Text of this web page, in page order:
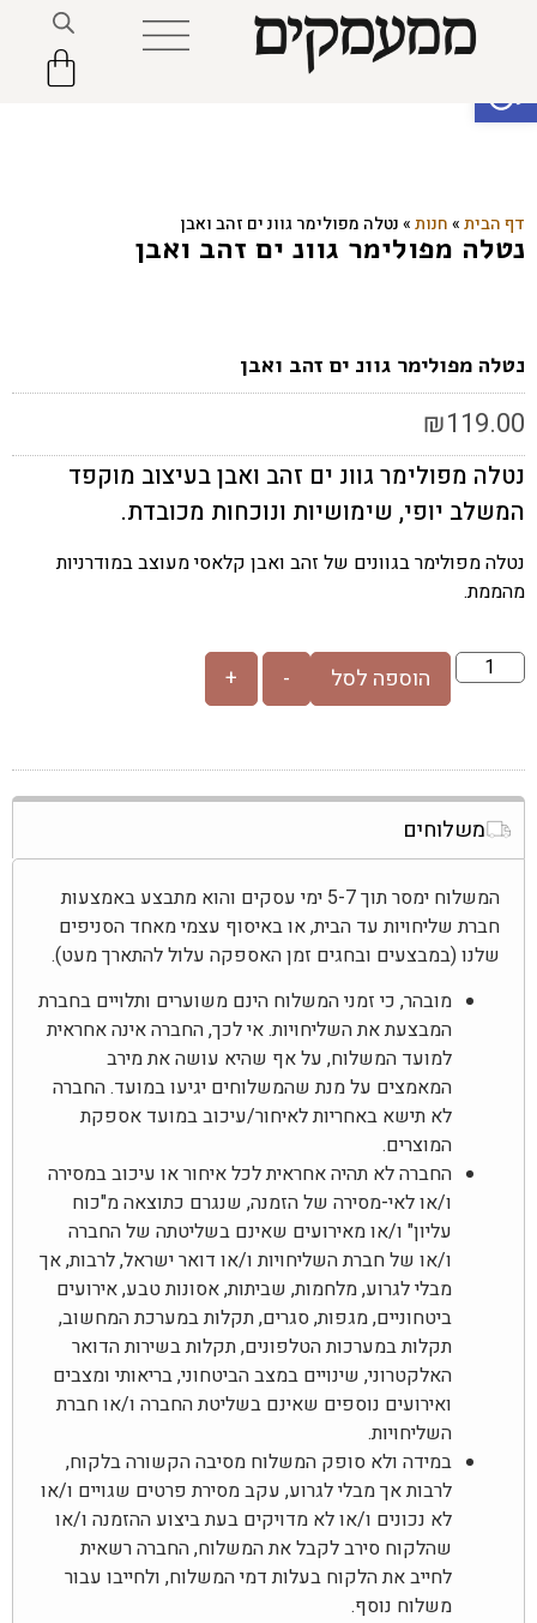
פתח סרגל נגישות
דף הבית»חנות»נטלה מפולימר גוונ ים זהב ואבן
נטלה מפולימר גוונ ים זהב ואבן
נטלה מפולימר גוונ ים זהב ואבן
₪119.00
נטלה מפולימר גוונ ים זהב ואבן בעיצוב מוקפד
המשלב יופי, שימושיות ונוכחות מכובדת.
נטלה מפולימר בגוונים של זהב ואבן קלאסי מעוצב במודרניות
מהממת.
-
+ הוספה לסל
משלוחים
המשלוח ימסר תוך 5-7 ימי עסקים והוא מתבצע באמצעות
חברת שליחויות עד הבית, או באיסוף עצמי מאחד הסניפים
שלנו (במבצעים ובחגים זמן האספקה עלול להתארך מעט).
מובהר, כי זמני המשלוח הינם משוערים ותלויים בחברת
המבצעת את השליחויות. אי לכך, החברה אינה אחראית
למועד המשלוח, על אף שהיא עושה את מירב
המאמצים על מנת שהמשלוחים יגיעו במועד. החברה
לא תישא באחריות לאיחור/עיכוב במועד אספקת
המוצרים.
החברה לא תהיה אחראית לכל איחור או עיכוב במסירה
ו/או לאי-מסירה של הזמנה, שנגרם כתוצאה מ"כוח
עליון" ו/או מאירועים שאינם בשליטתה של החברה
ו/או של חברת השליחויות ו/או דואר ישראל, לרבות, אך
מבלי לגרוע, מלחמות, שביתות, אסונות טבע, אירועים
ביטחוניים, מגפות, סגרים, תקלות במערכת המחשוב,
תקלות במערכות הטלפונים, תקלות בשירות הדואר
האלקטרוני, שינויים במצב הביטחוני, בריאותי ומצבים
ואירועים נוספים שאינם בשליטת החברה ו/או חברת
השליחויות.
במידה ולא סופק המשלוח מסיבה הקשורה בלקוח,
לרבות אך מבלי לגרוע, עקב מסירת פרטים שגויים ו/או
לא נכונים ו/או לא מדויקים בעת ביצוע ההזמנה ו/או
שהלקוח סירב לקבל את המשלוח, החברה רשאית
לחייב את הלקוח בעלות דמי המשלוח, ולחייבו עבור
משלוח נוסף.